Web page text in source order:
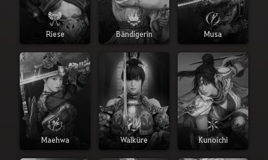
Riese Bändigerin Musa
Maehwa Walküre Kunoichi